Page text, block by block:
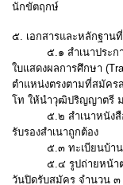
นักขัตฤกษ์
๕. เอกสารและหลักฐาน
๕.๑ สำเนาประกาศ
ใบแสดงผลการศึกษา
ตำแหน่งตรงตามที่สมัค
โท ให้นำวุฒิปริญญาตรี
๕.๒ สำเนาหนังสือสุ
รับรองสำเนาถูกต้อง
๕.๓ ทะเบียนบ้าน พ
๕.๔ รูปถ่ายหน้าตรง
วันปิดรับสมัคร จำนวน ๓